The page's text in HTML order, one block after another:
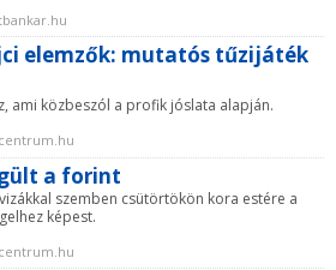
elemzők: mutatós tűzijáték
ami közbeszól a profik jóslata alapján.
a forint
szemben csütörtökön kora estére a
képest.